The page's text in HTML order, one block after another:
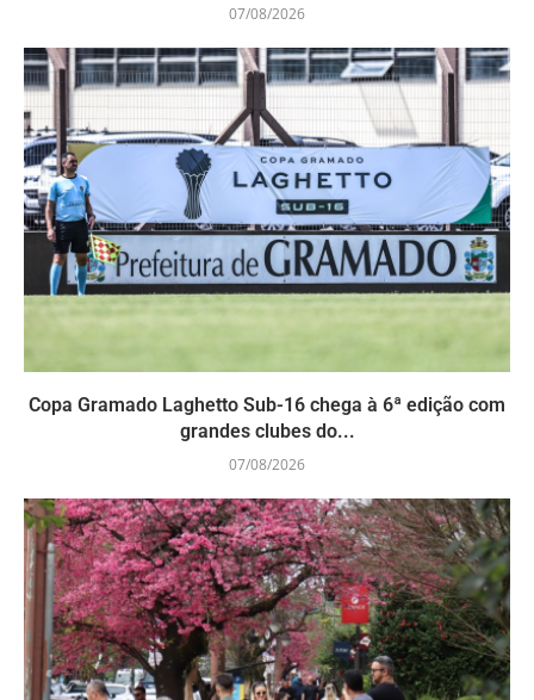
07/08/2026
Copa Gramado Laghetto Sub-16 chega à 6ª edição com
grandes clubes do...
07/08/2026